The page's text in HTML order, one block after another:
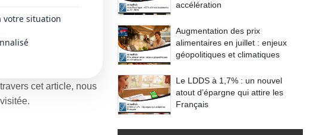
votre situation
cet article, nous
accélération
Augmentation des prix
alimentaires en juillet : enjeux
géopolitiques et climatiques
Le LDDS à 1,7% : un nouvel
atout d’épargne qui attire les
Français